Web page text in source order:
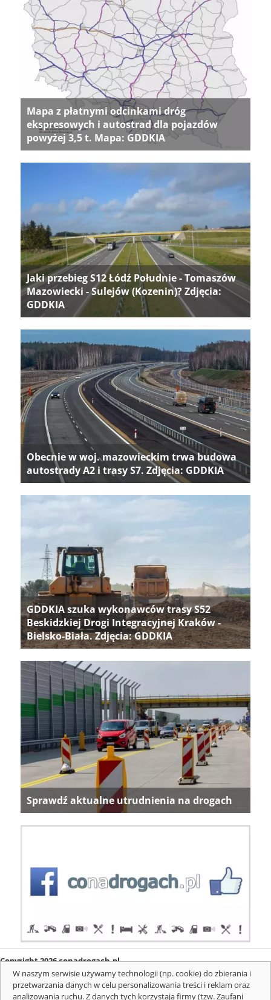
Mapa z płatnymi odcinkami dróg
ekspresowych i autostrad dla pojazdów
powyżej 3,5 t. Mapa: GDDKIA
Jaki przebieg S12 Łódź Południe - Tomaszów
Mazowiecki - Sulejów (Kozenin)? Zdjęcia:
GDDKIA
Obecnie w woj. mazowieckim trwa budowa
autostrady A2 i trasy S7. Zdjęcia: GDDKIA
GDDKIA szuka wykonawców trasy S52
Beskidzkiej Drogi Integracyjnej Kraków -
Bielsko-Biała. Zdjęcia: GDDKIA
Sprawdź aktualne utrudnienia na drogach
Copyright 2026 conadrogach.pl
O firmie
Redakcja Regulamin
Informacje o cookies
Mapa serwisu
Komunikaty
W naszym serwisie używamy technologii (np. cookie) do zbierania i
przetwarzania danych w celu personalizowania treści i reklam oraz
analizowania ruchu. Z danych tych korzystają firmy (tzw. Zaufani